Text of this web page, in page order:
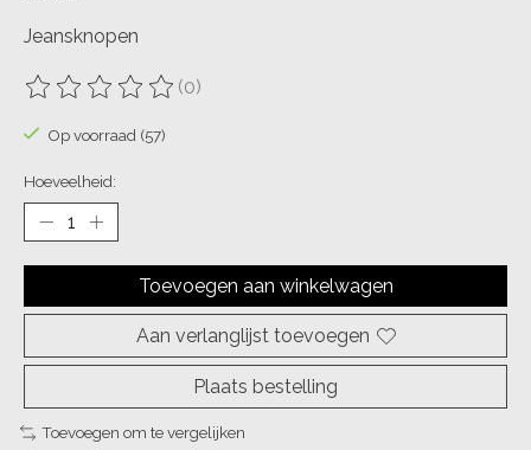
Jeansknopen
De beoordeling van dit product is
(0)
Op voorraad (57)
Hoeveelheid:
Toevoegen aan winkelwagen
Aan verlanglijst toevoegen
Plaats bestelling
Toevoegen om te vergelijken